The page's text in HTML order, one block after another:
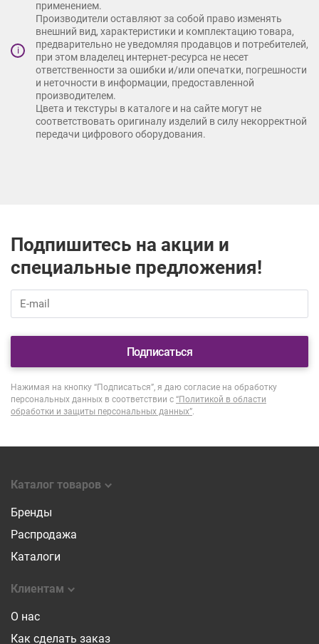
i
применением.
Производители оставляют за собой право изменять
внешний вид, характеристики и комплектацию товара,
предварительно не уведомляя продавцов и потребителей,
при этом владелец интернет-ресурса не несет
ответственности за ошибки и/или опечатки, погрешности
и неточности в информации, предоставленной
производителем.
Цвета и текстуры в каталоге и на сайте могут не
соответствовать оригиналу изделий в силу некорректной
передачи цифрового оборудования.
Подпишитесь на акции и
специальные предложения!
Подписаться
Нажимая на кнопку “Подписаться”, я даю согласие на обработку
персональных данных в соответствии с “Политикой в области
обработки и защиты персональных данных”
Каталог товаров
Бренды
Распродажа
Каталоги
Клиентам
О нас
Как сделать заказ